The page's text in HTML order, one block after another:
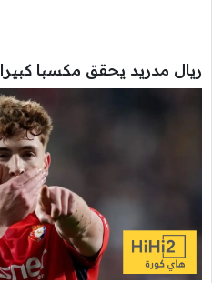
ريال مدريد يحقق مكسبا